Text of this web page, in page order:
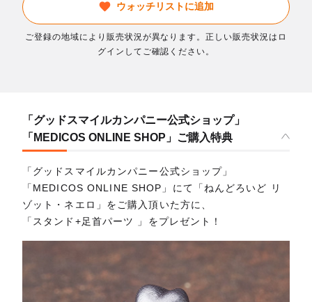
ウォッチリストに追加
ご登録の地域により販売状況が異なります。正しい販売状況はロ
グインしてご確認ください。
「グッドスマイルカンパニー公式ショップ」
「MEDICOS ONLINE SHOP」ご購入特典
「グッドスマイルカンパニー公式ショップ」
「MEDICOS ONLINE SHOP」にて「ねんどろいど リ
ゾット・ネエロ」をご購入頂いた方に、
「スタンド+足首パーツ 」をプレゼント！